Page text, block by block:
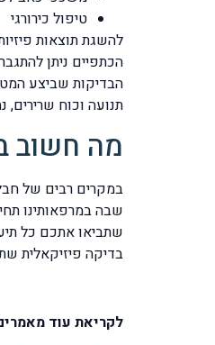
טיפול כירורגי
להשגת תוצאות
הכתפיים ניתן
תנועה וכוח
מה חשוב
במקרים רבים של
שתביאו אתכם כל
בדיקה פיזיקאלית
לקריאת עוד